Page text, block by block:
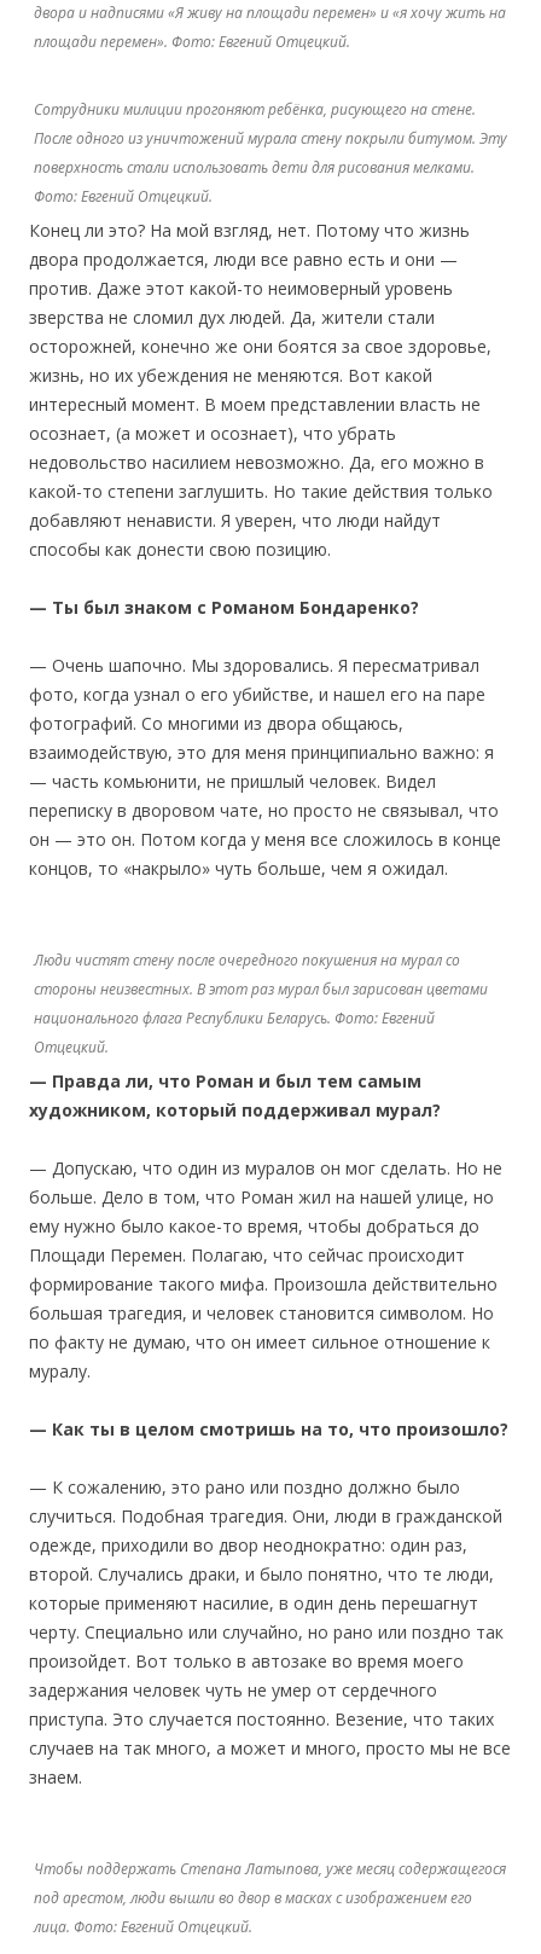
двора и надписями «Я живу на площади перемен» и «я хочу жить на
площади перемен». Фото: Евгений Отцецкий.
Сотрудники милиции прогоняют ребёнка, рисующего на стене.
После одного из уничтожений мурала стену покрыли битумом. Эту
поверхность стали использовать дети для рисования мелками.
Фото: Евгений Отцецкий.
Конец ли это? На мой взгляд, нет. Потому что жизнь
двора продолжается, люди все равно есть и они —
против. Даже этот какой-то неимоверный уровень
зверства не сломил дух людей. Да, жители стали
осторожней, конечно же они боятся за свое здоровье,
жизнь, но их убеждения не меняются. Вот какой
интересный момент. В моем представлении власть не
осознает, (а может и осознает), что убрать
недовольство насилием невозможно. Да, его можно в
какой-то степени заглушить. Но такие действия только
добавляют ненависти. Я уверен, что люди найдут
способы как донести свою позицию.
— Ты был знаком с Романом Бондаренко?
— Очень шапочно. Мы здоровались. Я пересматривал
фото, когда узнал о его убийстве, и нашел его на паре
фотографий. Со многими из двора общаюсь,
взаимодействую, это для меня принципиально важно: я
— часть комьюнити, не пришлый человек. Видел
переписку в дворовом чате, но просто не связывал, что
он — это он. Потом когда у меня все сложилось в конце
концов, то «накрыло» чуть больше, чем я ожидал.
Люди чистят стену после очередного покушения на мурал со
стороны неизвестных. В этот раз мурал был зарисован цветами
национального флага Республики Беларусь. Фото: Евгений
Отцецкий.
— Правда ли, что Роман и был тем самым
художником, который поддерживал мурал?
— Допускаю, что один из муралов он мог сделать. Но не
больше. Дело в том, что Роман жил на нашей улице, но
ему нужно было какое-то время, чтобы добраться до
Площади Перемен. Полагаю, что сейчас происходит
формирование такого мифа. Произошла действительно
большая трагедия, и человек становится символом. Но
по факту не думаю, что он имеет сильное отношение к
муралу.
— Как ты в целом смотришь на то, что произошло?
— К сожалению, это рано или поздно должно было
случиться. Подобная трагедия. Они, люди в гражданской
одежде, приходили во двор неоднократно: один раз,
второй. Случались драки, и было понятно, что те люди,
которые применяют насилие, в один день перешагнут
черту. Специально или случайно, но рано или поздно так
произойдет. Вот только в автозаке во время моего
задержания человек чуть не умер от сердечного
приступа. Это случается постоянно. Везение, что таких
случаев на так много, а может и много, просто мы не все
знаем.
Чтобы поддержать Степана Латыпова, уже месяц содержащегося
под арестом, люди вышли во двор в масках с изображением его
лица. Фото: Евгений Отцецкий.